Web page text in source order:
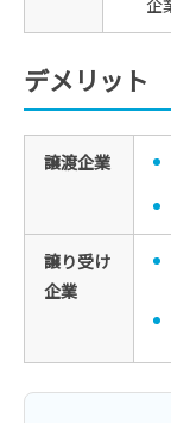
デメリット
譲渡企業
譲り受け
企業